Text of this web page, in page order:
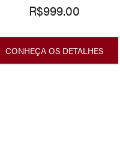
R$999.00
CONHEÇA OS DETALHES